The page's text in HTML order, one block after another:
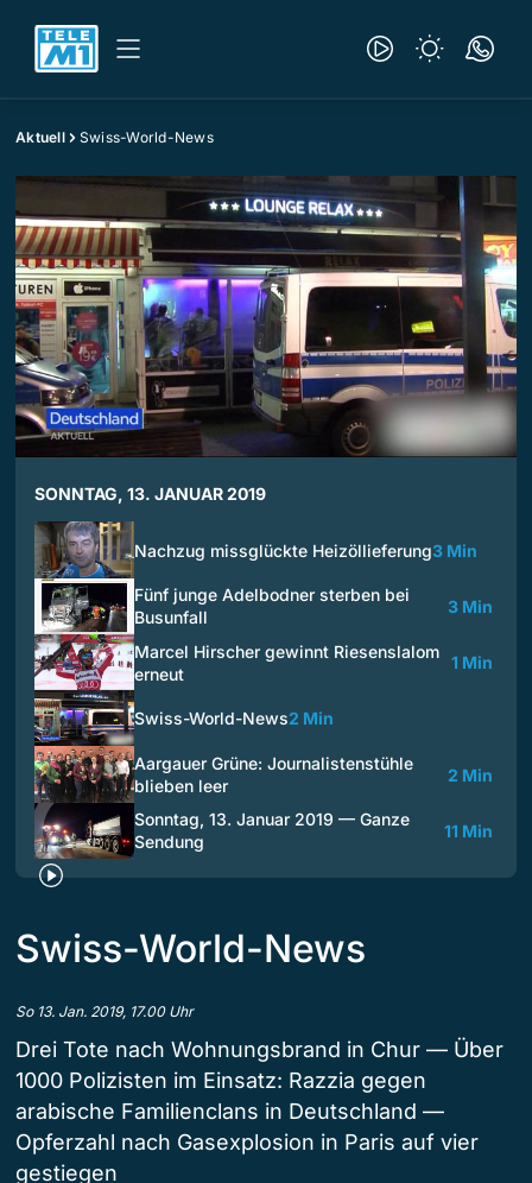
Aktuell Swiss-World-News
SONNTAG, 13. JANUAR 2019
Nachzug missglückte Heizöllieferung3 Min
Fünf junge Adelbodner sterben bei
Busunfall
3 Min
Marcel Hirscher gewinnt Riesenslalom
erneut
1 Min
Swiss-World-News2 Min
Aargauer Grüne: Journalistenstühle
blieben leer
2 Min
Sonntag, 13. Januar 2019 — Ganze
Sendung
11 Min
Swiss-World-News
So 13. Jan. 2019, 17.00 Uhr
Drei Tote nach Wohnungsbrand in Chur — Über
1000 Polizisten im Einsatz: Razzia gegen
arabische Familienclans in Deutschland —
Opferzahl nach Gasexplosion in Paris auf vier
gestiegen